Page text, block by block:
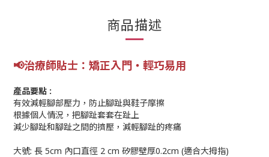
商品描述
📢治療師貼士：矯正入門‧輕巧易用
產品要點 :
有效減輕腳部壓力，防止腳趾與鞋子摩擦
根據個人情況，把腳趾套套在趾上
減少腳趾和腳趾之間的擠壓，減輕腳趾的疼痛
大號: 長 5cm 內口直徑 2 cm 矽膠壁厚0.2cm (適合大拇指)